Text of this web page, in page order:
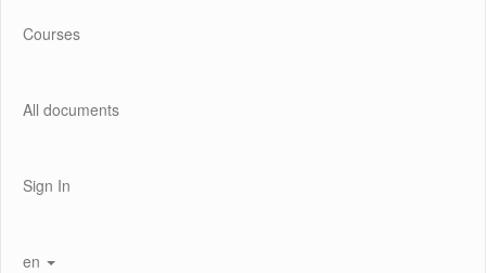
Courses
All documents
Sign In
en